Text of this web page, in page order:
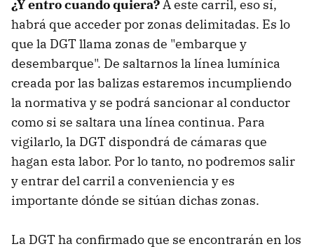
¿Y entro cuando quiera?A este carril, eso sí,
habrá que acceder por zonas delimitadas. Es lo
que la DGT llama zonas de "embarque y
desembarque". De saltarnos la línea lumínica
creada por las balizas estaremos incumpliendo
la normativa y se podrá sancionar al conductor
como si se saltara una línea continua. Para
vigilarlo, la DGT dispondrá de cámaras que
hagan esta labor. Por lo tanto, no podremos salir
y entrar del carril a conveniencia y es
importante dónde se sitúan dichas zonas.
La DGT ha confirmado que se encontrarán en los